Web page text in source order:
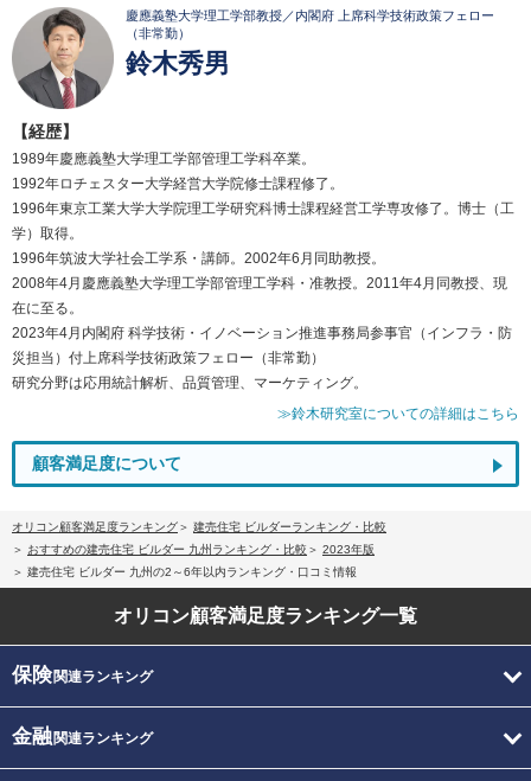
慶應義塾大学理工学部教授／内閣府 上席科学技術政策フェロー
（非常勤）
鈴木秀男
【経歴】
1989年慶應義塾大学理工学部管理工学科卒業。
1992年ロチェスター大学経営大学院修士課程修了。
1996年東京工業大学大学院理工学研究科博士課程経営工学専攻修了。博士（工
学）取得。
1996年筑波大学社会工学系・講師。2002年6月同助教授。
2008年4月慶應義塾大学理工学部管理工学科・准教授。2011年4月同教授、現
在に至る。
2023年4月内閣府 科学技術・イノベーション推進事務局参事官（インフラ・防
災担当）付上席科学技術政策フェロー（非常勤）
研究分野は応用統計解析、品質管理、マーケティング。
≫鈴木研究室についての詳細はこちら
顧客満足度について
オリコン顧客満足度ランキング
建売住宅 ビルダーランキング・比較
おすすめの建売住宅 ビルダー 九州ランキング・比較
2023年版
建売住宅 ビルダー 九州の2～6年以内ランキング・口コミ情報
オリコン顧客満足度ランキング一覧
保険関連ランキング
金融関連ランキング